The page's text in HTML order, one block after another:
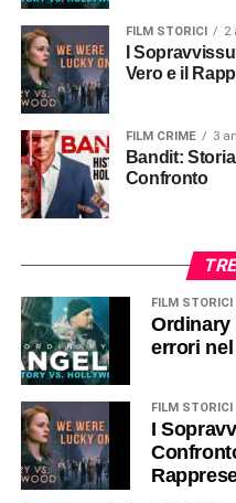
FILM STORICI 2
Vero e il
FILM CRIME 3
Bandit: Storia e Cinematografia a
Confronto
FILM STORICI
Ordinary
errori
FILM STORICI
I